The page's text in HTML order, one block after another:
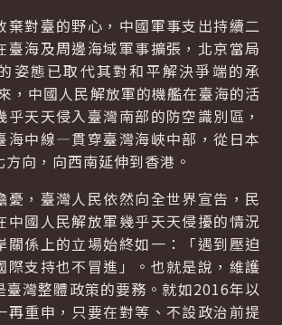
棄對臺的野心，中國軍事支出持續二
臺海及周邊海域軍事擴張，北京當局
姿態已取代其對和平解決爭端的承
，中國人民解放軍的機艦在臺海的活
乎天天侵入臺灣南部的防空識別區，
海中線—貫穿臺灣海峽中部，從日本
向，向西南延伸到香港。
憂，臺灣人民依然向全世界宣告，民
中國人民解放軍幾乎天天侵擾的情況
關係上的立場始終如一：「遇到壓迫
際支持也不冒進」。也就是說，維護
臺灣整體政策的要務。就如2016年以
再重申，只要在對等、不設政治前提